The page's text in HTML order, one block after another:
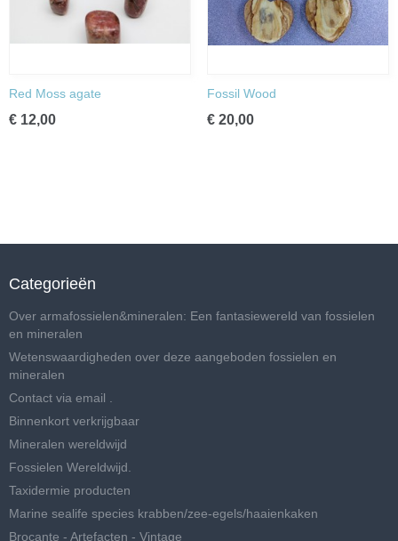
Red Moss agate
€ 12,00
Fossil Wood
€ 20,00
Categorieën
Over armafossielen&mineralen: Een fantasiewereld van fossielen
en mineralen
Wetenswaardigheden over deze aangeboden fossielen en
mineralen
Contact via email .
Binnenkort verkrijgbaar
Mineralen wereldwijd
Fossielen Wereldwijd.
Taxidermie producten
Marine sealife species krabben/zee-egels/haaienkaken
Brocante - Artefacten - Vintage